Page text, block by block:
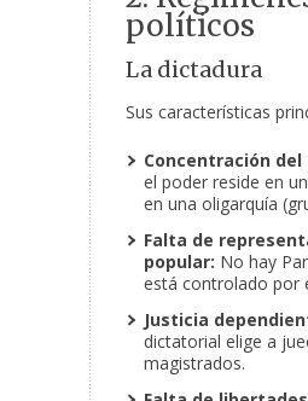
políticos
La dictadura
Sus características
Concentración del
el poder reside en
en una oligarquía
Falta de
popular: No hay
está controlado por
Justicia
dictatorial elige a
magistrados.